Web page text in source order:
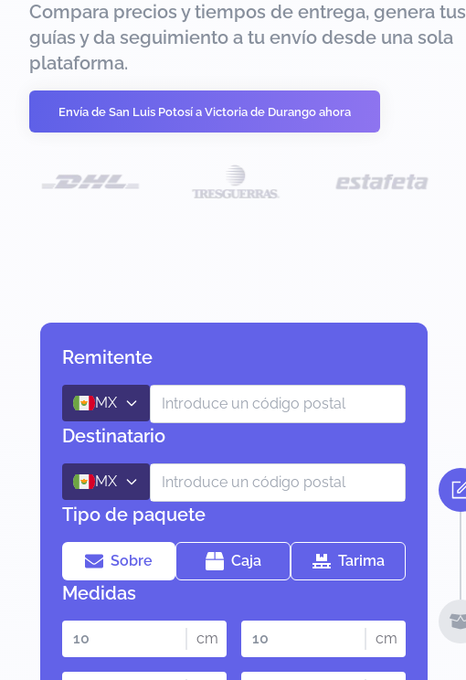
Compara precios y tiempos de entrega, genera tus
guías y da seguimiento a tu envío desde una sola
plataforma.
Envía de San Luis Potosí a Victoria de Durango ahora
Remitente
MX
Destinatario
MX
Tipo de paquete
Sobre Caja Tarima
Medidas
cm cm